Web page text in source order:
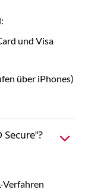
und Visa
über iPhones)
Verfahren